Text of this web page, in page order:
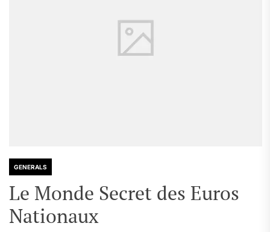
GENERALS
Le Monde Secret des Euros
Nationaux